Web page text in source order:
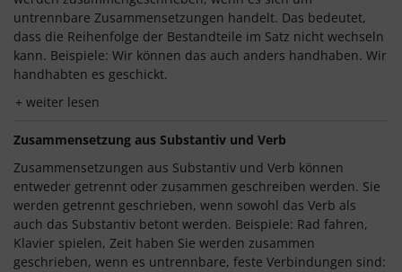
untrennbare Zusammensetzungen handelt. Das bedeutet,
dass die Reihenfolge der Bestandteile im Satz nicht wechseln
kann. Beispiele: Wir können das auch anders handhaben. Wir
handhabten es geschickt.
weiter lesen
Zusammensetzung aus Substantiv und Verb
Zusammensetzungen aus Substantiv und Verb können
entweder getrennt oder zusammen geschreiben werden. Sie
werden getrennt geschrieben, wenn sowohl das Verb als
auch das Substantiv betont werden. Beispiele: Rad fahren,
Klavier spielen, Zeit haben Sie werden zusammen
geschrieben, wenn es untrennbare, feste Verbindungen sind: